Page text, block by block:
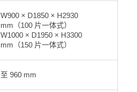
W900 × D1850 × H2930
mm（100 片一体式）
W1000 × D1950 × H3300
mm（150 片一体式）
至 960 mm